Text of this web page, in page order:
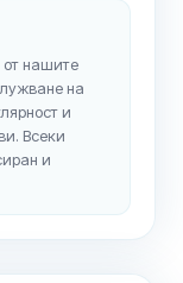
от нашите
на
и
Всеки
и